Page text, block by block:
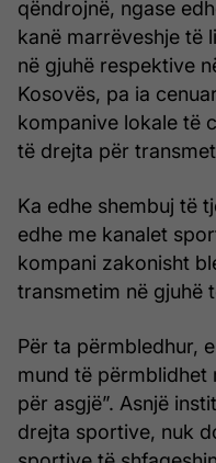
qëndrojnë, ngase
kanë marrëveshje të
në gjuhë respektive
Kosovës, pa ia
kompanive lokale të
të drejta për
Ka edhe shembuj të
edhe me kanalet
kompani zakonisht
transmetim në gjuhë
Për ta përmbledhur,
mund të përmblidhet
për asgjë”. Asnjë
drejta sportive, nuk